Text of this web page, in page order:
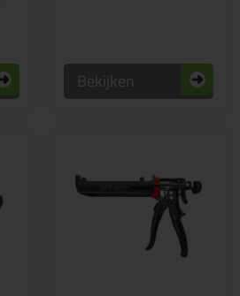
Bekijken